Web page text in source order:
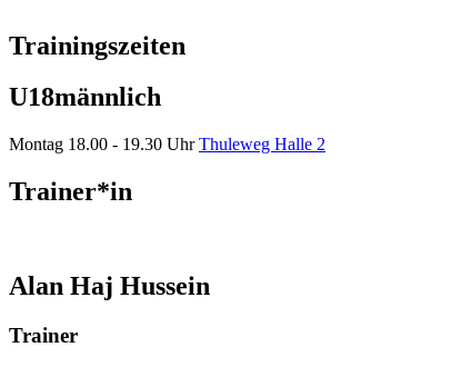
Trainingszeiten
U18männlich
Montag 18.00 - 19.30 Uhr Thuleweg Halle 2
Trainer*in
Alan Haj Hussein
Trainer